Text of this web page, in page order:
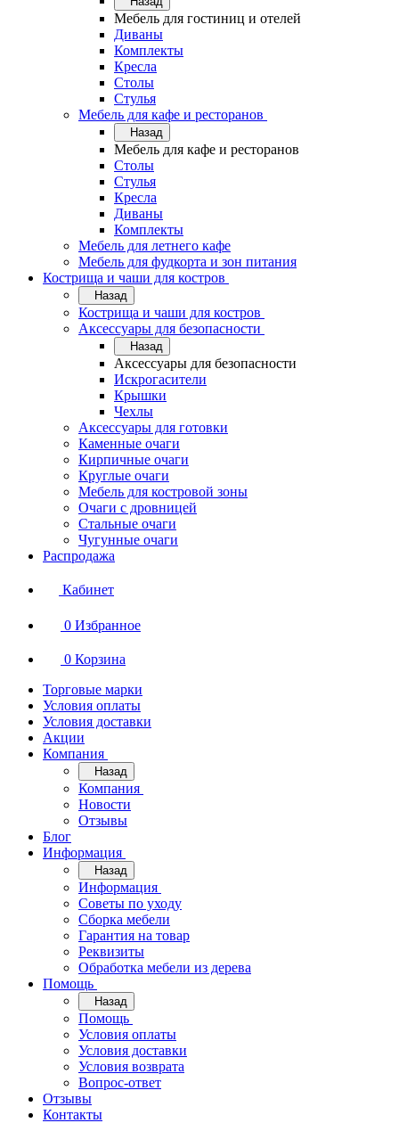
Мебель для гостиниц и отелей
Диваны
Комплекты
Кресла
Столы
Стулья
Мебель для кафе и ресторанов
Назад
Мебель для кафе и ресторанов
Столы
Стулья
Кресла
Диваны
Комплекты
Мебель для летнего кафе
Мебель для фудкорта и зон питания
Кострища и чаши для костров
Назад
Кострища и чаши для костров
Аксессуары для безопасности
Назад
Аксессуары для безопасности
Искрогасители
Крышки
Чехлы
Аксессуары для готовки
Каменные очаги
Кирпичные очаги
Круглые очаги
Мебель для костровой зоны
Очаги с дровницей
Стальные очаги
Чугунные очаги
Распродажа
Кабинет
0 Избранное
0 Корзина
Торговые марки
Условия оплаты
Условия доставки
Акции
Компания
Назад
Компания
Новости
Отзывы
Блог
Информация
Назад
Информация
Советы по уходу
Сборка мебели
Гарантия на товар
Реквизиты
Обработка мебели из дерева
Помощь
Назад
Помощь
Условия оплаты
Условия доставки
Условия возврата
Вопрос-ответ
Отзывы
Контакты